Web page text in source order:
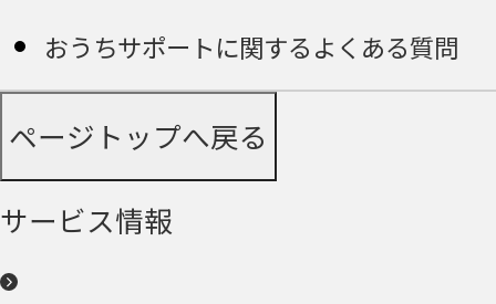
おうちサポートに関するよくある質問
ページトップへ戻る
サービス情報